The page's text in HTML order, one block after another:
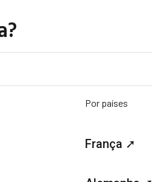
Por países
França ➚